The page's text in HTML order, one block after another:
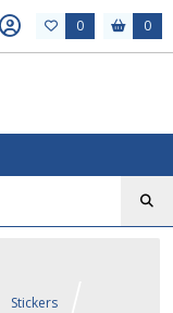
0 0
Stickers